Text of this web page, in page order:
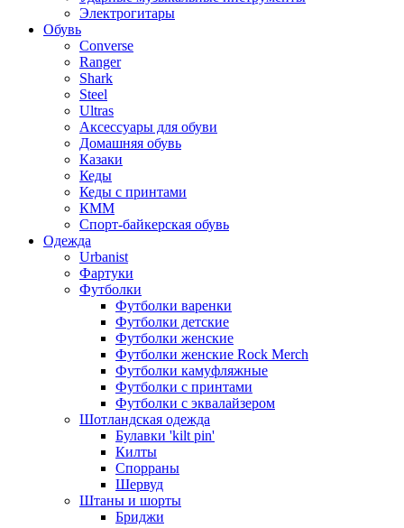
Электрогитары
Обувь
Converse
Ranger
Shark
Steel
Ultras
Аксессуары для обуви
Домашняя обувь
Казаки
Кеды
Кеды с принтами
КММ
Спорт-байкерская обувь
Одежда
Urbanist
Фартуки
Футболки
Футболки варенки
Футболки детские
Футболки женские
Футболки женские Rock Merch
Футболки камуфляжные
Футболки с принтами
Футболки с эквалайзером
Шотландская одежда
Булавки 'kilt pin'
Килты
Спорраны
Шервуд
Штаны и шорты
Бриджи